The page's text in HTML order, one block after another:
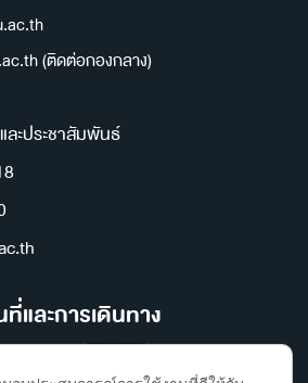
(ติดต่อกองกลาง)
ละประชาสัมพันธ์
และการเดินทาง